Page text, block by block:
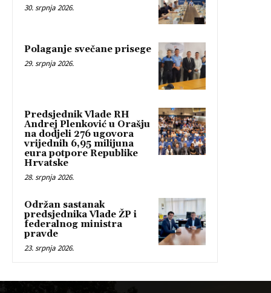
30. srpnja 2026.
Polaganje svečane prisege
29. srpnja 2026.
Predsjednik Vlade RH
Andrej Plenković u Orašju
na dodjeli 276 ugovora
vrijednih 6,95 milijuna
eura potpore Republike
Hrvatske
28. srpnja 2026.
Održan sastanak
predsjednika Vlade ŽP i
federalnog ministra
pravde
23. srpnja 2026.